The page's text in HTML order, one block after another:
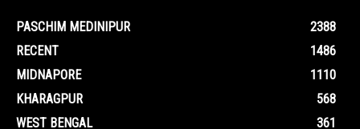
PASCHIM MEDINIPUR
2388
RECENT
1486
MIDNAPORE
1110
KHARAGPUR
568
WEST BENGAL
361